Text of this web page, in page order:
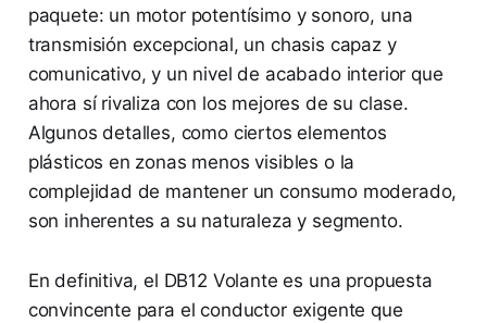
paquete: un motor potentísimo y sonoro, una
transmisión excepcional, un chasis capaz y
comunicativo, y un nivel de acabado interior que
ahora sí rivaliza con los mejores de su clase.
Algunos detalles, como ciertos elementos
plásticos en zonas menos visibles o la
complejidad de mantener un consumo moderado,
son inherentes a su naturaleza y segmento.
En definitiva, el DB12 Volante es una propuesta
convincente para el conductor exigente que